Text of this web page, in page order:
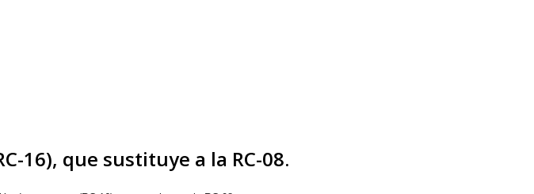
16), que sustituye a la RC-08.